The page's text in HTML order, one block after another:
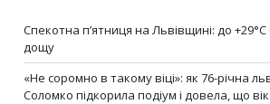
Спекотна п’ятниця на Львівщині: до +29°C
дощу
«Не соромно в такому віці»: як 76-річна
Соломко підкорила подіум і довела, що